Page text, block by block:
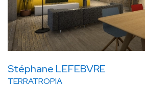
Stéphane LEFEBVRE
TERRATROPIA